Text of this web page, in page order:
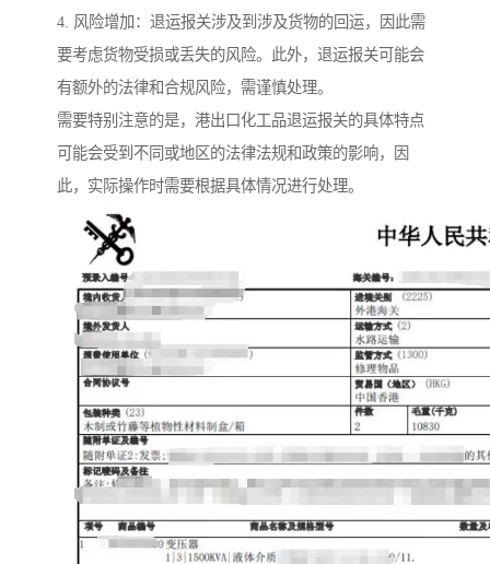
4. 风险增加：退运报关涉及到涉及货物的回运，因此需
要考虑货物受损或丢失的风险。此外，退运报关可能会
有额外的法律和合规风险，需谨慎处理。
需要特别注意的是，港出口化工品退运报关的具体特点
可能会受到不同或地区的法律法规和政策的影响，因
此，实际操作时需要根据具体情况进行处理。